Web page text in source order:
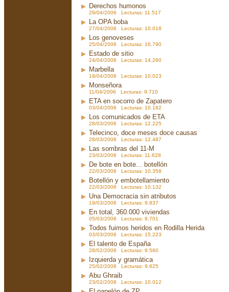
Derechos humonos
29/04/2006 Lecturas: 11.517
La OPA boba
27/04/2006 Lecturas: 10.018
Los genoveses
25/04/2006 Lecturas: 16.790
Estado de sitio
24/04/2006 Lecturas: 14.280
Marbella
19/04/2006 Lecturas: 10.023
Monseñora
11/04/2006 Lecturas: 9.710
ETA en socorro de Zapatero
03/04/2006 Lecturas: 10.182
Los comunicados de ETA
28/03/2006 Lecturas: 12.225
Telecinco, doce meses doce causas
28/03/2006 Lecturas: 12.487
Las sombras del 11-M
23/03/2006 Lecturas: 11.628
De bote en bote... botellón
22/03/2006 Lecturas: 10.358
Botellón y embotellamiento
22/03/2006 Lecturas: 10.132
Una Democracia sin atributos
19/03/2006 Lecturas: 9.837
En total, 360.000 viviendas
05/03/2006 Lecturas: 9.701
Todos fuimos heridos en Rodilla Herida
03/03/2006 Lecturas: 15.223
El talento de España
28/02/2006 Lecturas: 9.560
Izquierda y gramática
25/02/2006 Lecturas: 9.625
Abu Ghraib
23/02/2006 Lecturas: 10.012